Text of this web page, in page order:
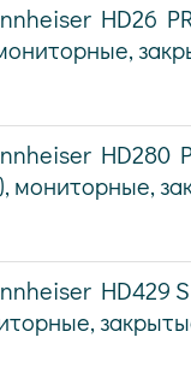
HD26
HD280
мониторные,
HD429 S